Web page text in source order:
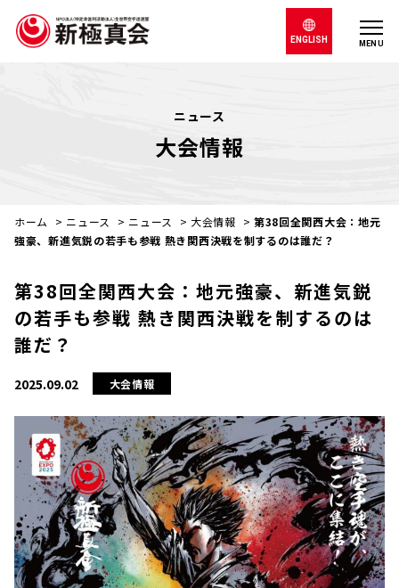
MENU
ENGLISH
ニュース
大会情報
ホーム > ニュース > ニュース > 大会情報 > 第38回全関西大会：地元
強豪、新進気鋭の若手も参戦 熱き関西決戦を制するのは誰だ？
第38回全関西大会：地元強豪、新進気鋭
の若手も参戦 熱き関西決戦を制するのは
誰だ？
2025.09.02 大会情報